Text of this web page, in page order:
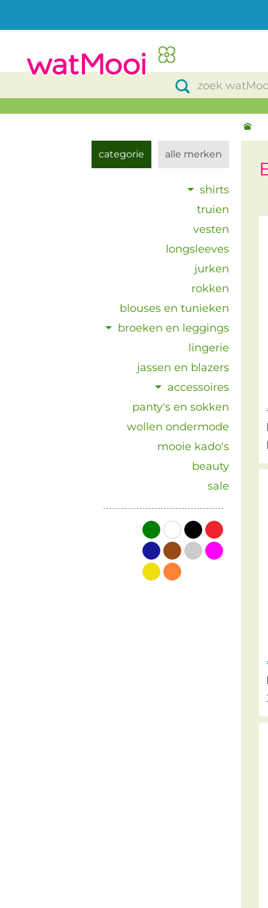
categorie
shirts
truien
vesten
longsleeves
jurken
rokken
blouses en tunieken
broeken en leggings
lingerie
jassen en blazers
accessoires
panty's en sokken
wollen ondermode
mooie kado's
beauty
sale
groenwit zwartrood
blauwbruingrijsroze
geeloranje
alle merken